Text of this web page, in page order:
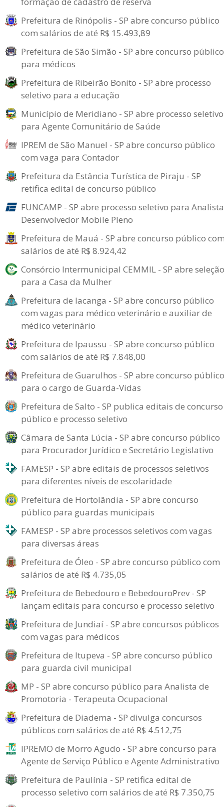
Prefeitura de Rinópolis - SP abre concurso público
com salários de até R$ 15.493,89
Prefeitura de São Simão - SP abre concurso público
para médicos
Prefeitura de Ribeirão Bonito - SP abre processo
seletivo para a educação
Município de Meridiano - SP abre processo seletivo
para Agente Comunitário de Saúde
IPREM de São Manuel - SP abre concurso público
com vaga para Contador
Prefeitura da Estância Turística de Piraju - SP
retifica edital de concurso público
FUNCAMP - SP abre processo seletivo para Analista
Desenvolvedor Mobile Pleno
Prefeitura de Mauá - SP abre concurso público
salários de até R$ 8.924,42
Consórcio Intermunicipal CEMMIL - SP abre seleção
para a Casa da Mulher
Prefeitura de Iacanga - SP abre concurso público
com vagas para médico veterinário e auxiliar de
médico veterinário
Prefeitura de Ipaussu - SP abre concurso público
com salários de até R$ 7.848,00
Prefeitura de Guarulhos - SP abre concurso público
para o cargo de Guarda-Vidas
Prefeitura de Salto - SP publica editais de concurso
público e processo seletivo
Câmara de Santa Lúcia - SP abre concurso público
para Procurador Jurídico e Secretário Legislativo
FAMESP - SP abre editais de processos seletivos
para diferentes níveis de escolaridade
Prefeitura de Hortolândia - SP abre concurso
público para guardas municipais
FAMESP - SP abre processos seletivos com vagas
para diversas áreas
Prefeitura de Óleo - SP abre concurso público com
salários de até R$ 4.735,05
Prefeitura de Bebedouro e BebedouroPrev - SP
lançam editais para concurso e processo seletivo
Prefeitura de Jundiaí - SP abre concursos públicos
com vagas para médicos
Prefeitura de Itupeva - SP abre concurso público
para guarda civil municipal
MP - SP abre concurso público para Analista de
Promotoria - Terapeuta Ocupacional
Prefeitura de Diadema - SP divulga concursos
públicos com salários de até R$ 4.512,75
IPREMO de Morro Agudo - SP abre concurso para
Agente de Serviço Público e Agente Administrativo
Prefeitura de Paulínia - SP retifica edital de
processo seletivo com salários de até R$ 7.350,75